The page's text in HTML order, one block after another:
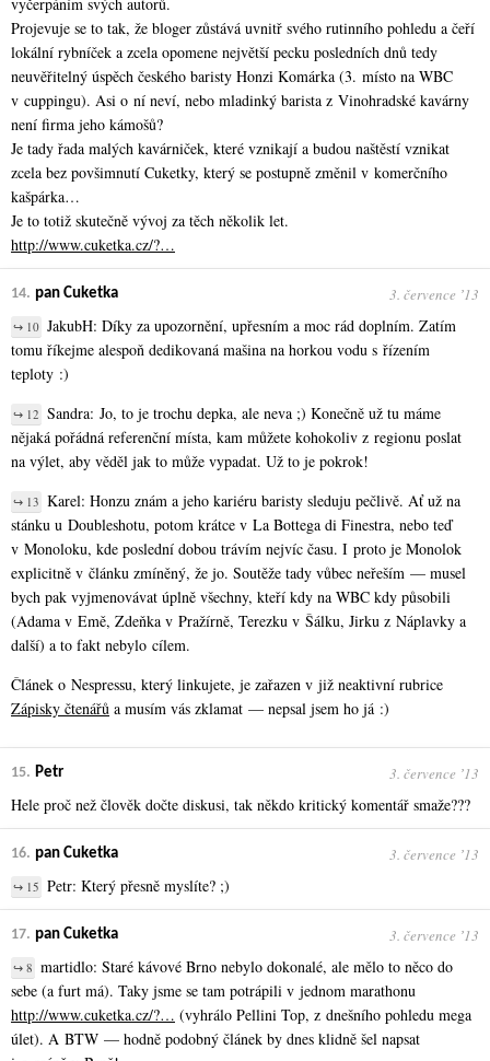
Projevuje se to tak, že bloger zůstává uvnitř svého rutinního pohledu a čeří
lokální rybníček a zcela opomene největší pecku posledních dnů tedy
neuvěřitelný úspěch českého baristy Honzi Komárka (3. místo na WBC
v cuppingu). Asi o ní neví, nebo mladinký barista z Vinohradské kavárny
není firma jeho kámošů?
Je tady řada malých kavárniček, které vznikají a budou naštěstí vznikat
zcela bez povšimnutí Cuketky, který se postupně změnil v komerčního
kašpárka…
Je to totiž skutečně vývoj za těch několik let.
http://www.cuketka.cz/?…
14. pan Cuketka 3. července ʼ13
↪ 10 JakubH: Díky za upozornění, upřesním a moc rád doplním. Zatím
tomu říkejme alespoň dedikovaná mašina na horkou vodu s řízením
teploty :)
↪ 12 Sandra: Jo, to je trochu depka, ale neva ;) Konečně už tu máme
nějaká pořádná referenční místa, kam můžete kohokoliv z regionu poslat
na výlet, aby věděl jak to může vypadat. Už to je pokrok!
↪ 13 Karel: Honzu znám a jeho kariéru baristy sleduju pečlivě. Ať už na
stánku u Doubleshotu, potom krátce v La Bottega di Finestra, nebo teď
v Monoloku, kde poslední dobou trávím nejvíc času. I proto je Monolok
explicitně v článku zmíněný, že jo. Soutěže tady vůbec neřeším — musel
bych pak vyjmenovávat úplně všechny, kteří kdy na WBC kdy působili
(Adama v Emě, Zdeňka v Pražírně, Terezku v Šálku, Jirku z Náplavky a
další) a to fakt nebylo cílem.
Článek o Nespressu, který linkujete, je zařazen v již neaktivní rubrice
Zápisky čtenářů a musím vás zklamat — nepsal jsem ho já :)
15. Petr 3. července ʼ13
Hele proč než člověk dočte diskusi, tak někdo kritický komentář smaže???
16. pan Cuketka 3. července ʼ13
↪ 15 Petr: Který přesně myslíte? ;)
17. pan Cuketka 3. července ʼ13
↪ 8 martidlo: Staré kávové Brno nebylo dokonalé, ale mělo to něco do
sebe (a furt má). Taky jsme se tam potrápili v jednom marathonu
http://www.cuketka.cz/?… (vyhrálo Pellini Top, z dnešního pohledu mega
úlet). A BTW — hodně podobný článek by dnes klidně šel napsat